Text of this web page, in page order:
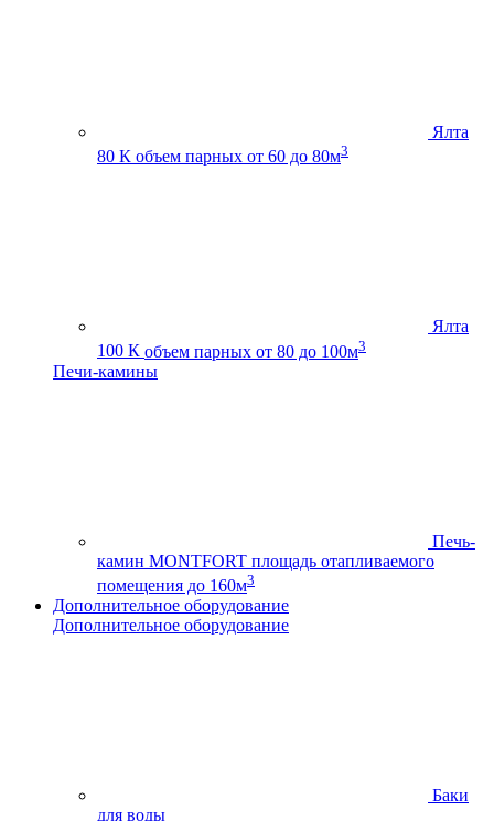
Ялта
80 К объем парных от 60 до 80м3
Ялта
100 К объем парных от 80 до 100м3
Печи-камины
Печь-
камин MONTFORT площадь отапливаемого
помещения до 160м3
Дополнительное оборудование
Дополнительное оборудование
Баки
для воды